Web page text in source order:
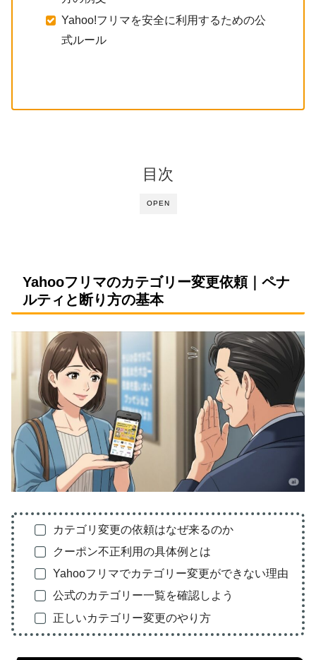
Yahoo!フリマを安全に利用するための公
式ルール
OPEN
目次
Yahooフリマのカテゴリー変更依頼｜ペナ
ルティと断り方の基本
カテゴリ変更の依頼はなぜ来るのか
クーポン不正利用の具体例とは
Yahooフリマでカテゴリー変更ができない理由
公式のカテゴリー一覧を確認しよう
正しいカテゴリー変更のやり方